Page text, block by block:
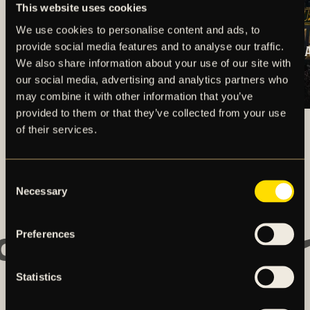
This website uses cookies
We use cookies to personalise content and ads, to
provide social media features and to analyse our traffic.
We also share information about your use of our site with
our social media, advertising and analytics partners who
may combine it with other information that you’ve
provided to them or that they’ve collected from your use
of their services.
Selection
Necessary
Preferences
Statistics
TRUPPSTATUS:
HERRLAGET V.32
(2026)
DJURGÅRDEN
BORTA
ALLA NYHETER
Huvudpartners